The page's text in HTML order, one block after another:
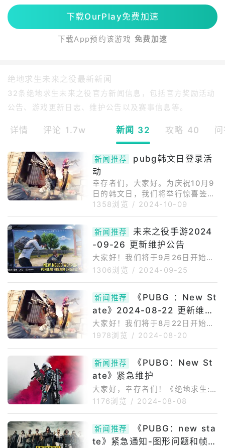
下载OurPlay免费加速
下载App预约该游戏 免费加速
绝地求生未来之役最新新闻
32条绝地求生未来之役官方新闻信息，包括官方奖励活动
公告、游戏更新日志、维护公告以及赛事信息等。
详情 评论 1.7w 新闻 32 攻略 40
新闻推荐
pubg韩文日登录活
动
幸存者们，大家好。为庆祝10月9
日的韩文日，我们将举行惊喜签到
活动。请参考以下详细活动内容，
并记得领取准备好的礼物哦！我们
将努力以更优质的服务回报新旗手
们。谢谢。活动详情活动时间：2
024年10月9日（星期三）00:00
（UTC）~23:59（UTC）活动描
述：在活动期间登录游戏，检查邮
事项未在活动期间领取的礼物可能
无法获得帮助。活动详
1358浏览 / 2024-10-09
新闻推荐
未来之役手游2024
-09-26 更新维护公告
大家好！我们将于9月26日开始对
《未来之役手游》服务器进行更新
题进行了优化，还请大家合理安排
游戏时间。※更新维护时间可能会
发生变化，对此我们将再次以本公
告进行通知。[更新维护公告]维护
游戏。更新维护可能发生变化，对
此我们将再次以本公告进行通知。
维护时间可能会延
1306浏览 / 2024-09-25
新闻推荐
《PUBG ：New St
ate》2024-08-22 更新维护
公告
大家好！我们将于8月22日开始对
《未来之役手游》服务器进行更新
题进行了优化，还请大家合理安排
游戏时间。※更新维护时间可能会
发生变化，对此我们将再次以本公
告进行通知。[更新维护公告]维护
时间:08/2208:00-15:00(北京时
游戏。更新维护可能发生变化，对
此我们将再次以本公告进行通知。
1978浏览 / 2024-08-20
新闻推荐
《PUBG：New St
ate》紧急维护
大家好，幸存者们！《绝地求生:
未来之役》的NEWSTATE服务器
间表：8月8日，4:25~8月8日，
7:30(UTC+0)维护详情：BUG修
1176浏览 / 2024-08-08
新闻推荐
《PUBG：new sta
te》紧急通知-图形问题和帧率